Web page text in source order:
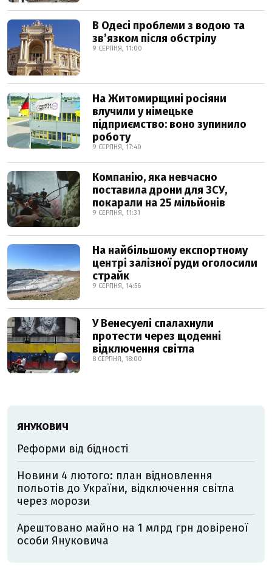
В Одесі проблеми з водою та
звʼязком після обстрілу
9 СЕРПНЯ, 11:00
На Житомирщині росіяни
влучили у німецьке
підприємство: воно зупинило
роботу
9 СЕРПНЯ, 17:40
Компанію, яка невчасно
поставила дрони для ЗСУ,
покарали на 25 мільйонів
9 СЕРПНЯ, 11:31
На найбільшому експортному
центрі залізної руди оголосили
страйк
9 СЕРПНЯ, 14:56
У Венесуелі спалахнули
протести через щоденні
відключення світла
8 СЕРПНЯ, 18:00
ЯНУКОВИЧ
Реформи від бідності
Новини 4 лютого: план відновлення
польотів до України, відключення світла
через морози
Арештовано майно на 1 млрд грн довіреної
особи Януковича